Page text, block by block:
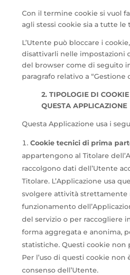
Con il termine cookie si vuol
agli stessi cookie sia a tutte
L’Utente può bloccare i
disattivarli nelle impostazioni
del browser come di seguito
paragrafo relativo a “Gestione
2. TIPOLOGIE DI
QUESTA APPLICAZIONE
Questa Applicazione usa i
Cookie tecnici di prima
appartengono al Titolare
raccolgono dati dell’Utente
Titolare. L’Applicazione usa
svolgere attività strettamente
funzionamento
del servizio o per raccogliere
forma aggregata e anonima,
statistiche. Questi cookie non
Per l’uso di questi cookie non
consenso dell’Utente.